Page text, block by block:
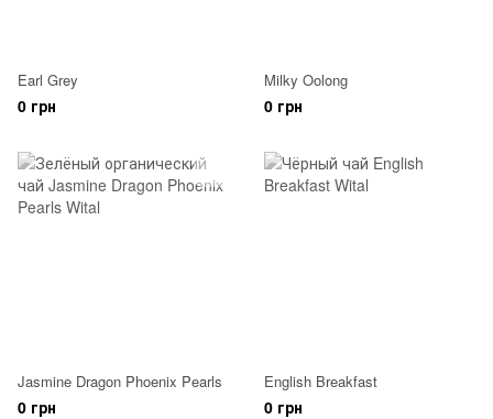
Earl Grey
0 грн
Milky Oolong
0 грн
Jasmine Dragon Phoenix Pearls
0 грн
English Breakfast
0 грн